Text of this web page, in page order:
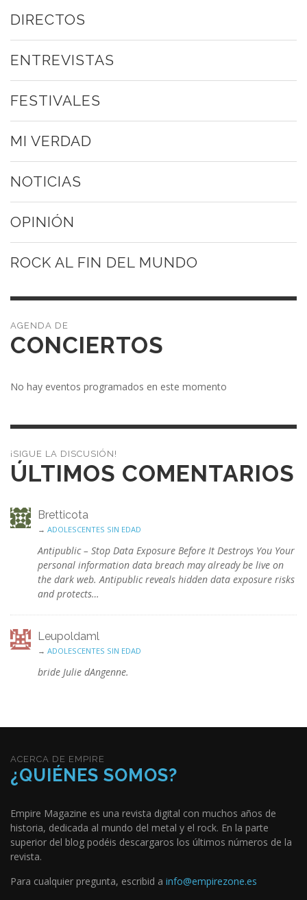
DIRECTOS
ENTREVISTAS
FESTIVALES
MI VERDAD
NOTICIAS
OPINIÓN
ROCK AL FIN DEL MUNDO
CONCIERTOS
No hay eventos programados en este momento
¡SIGUE LA DISCUSIÓN!
ÚLTIMOS COMENTARIOS
Bretticota
→ ADOLESCENTES SIN EDAD
Antipublic – Stop Data Exposure Before It Destroys You Your
personal information data breach may already be live on
the dark web. Antipublic reveals hidden data exposure risks
and protects…
Leupoldaml
→ ADOLESCENTES SIN EDAD
bride Julie dAngenne.
ACERCA DE EMPIRE
¿QUIÉNES SOMOS?
Empire Magazine es una revista digital con muchos años de
historia, dedicada al mundo del metal y el rock. En la parte
superior del blog podéis descargaros los últimos números de la
revista.
Para cualquier pregunta, escribid a info@empirezone.es